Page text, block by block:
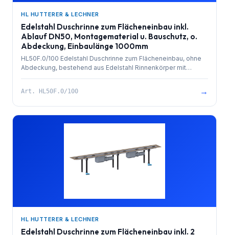
HL HUTTERER & LECHNER
Edelstahl Duschrinne zum Flächeneinbau inkl.
Ablauf DN50, Montagematerial u. Bauschutz, o.
Abdeckung, Einbaulänge 1000mm
HL50F.0/100 Edelstahl Duschrinne zum Flächeneinbau, ohne
Abdeckung, bestehend aus Edelstahl Rinnenkörper mit
besandetem Flansch zur Anbindung an Verbundabdichtungen,
herausziehbarem Geruchsverschluss. Rinnenkörper mit
Selbstreinigungseffekt durch innenliegendes Gefälle.
Ablaufleistung 0,8 l/sek. 4 Stk. höhenverstellbare,
schallentkoppelte Montagefüße und Bauschutz. Einbaulänge
Art. HL50F.0/100 →
HL HUTTERER & LECHNER
Edelstahl Duschrinne zum Flächeneinbau inkl. 2